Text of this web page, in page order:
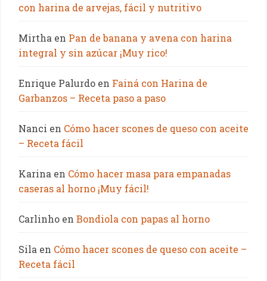
con harina de arvejas, fácil y nutritivo
Mirtha en Pan de banana y avena con harina
integral y sin azúcar ¡Muy rico!
Enrique Palurdo en Fainá con Harina de
Garbanzos – Receta paso a paso
Nanci en Cómo hacer scones de queso con aceite
– Receta fácil
Karina en Cómo hacer masa para empanadas
caseras al horno ¡Muy fácil!
Carlinho en Bondiola con papas al horno
Sila en Cómo hacer scones de queso con aceite –
Receta fácil